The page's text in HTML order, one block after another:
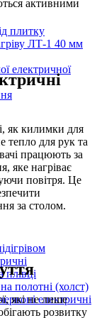
плитку
ЛТ-1 40 мм
електричної
плівці
полотні (холст)
електричні
активними
як килимки для
тепло для рук та
працюють за
яке нагріває
повітря. Це
за столом.
які не лише
розвитку